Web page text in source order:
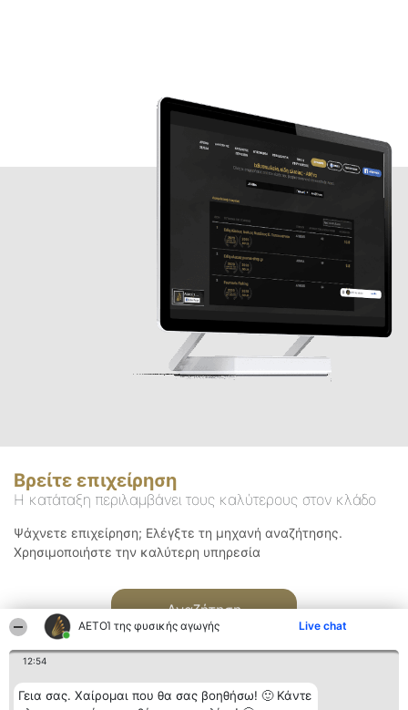
ΑΕΤΟΊ της φυσικής αγωγής Live chat
12:54
Γεια σας. Χαίρομαι που θα σας βοηθήσω! 🙂 Κάντε
Βρείτε επιχείρηση
Η κατάταξη περιλαμβάνει τους καλύτερους στον κλάδο
Ψάχνετε επιχείρηση; Ελέγξτε τη μηχανή αναζήτησης.
Χρησιμοποιήστε την καλύτερη υπηρεσία
Αναζήτηση